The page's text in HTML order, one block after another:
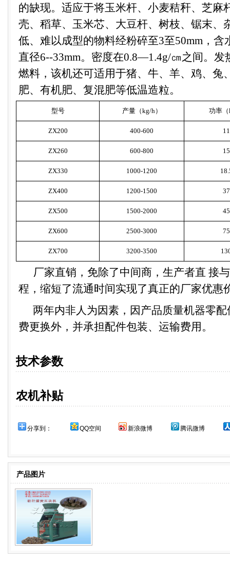
的缺现。适应于将玉米杆、小麦秸秆、芝麻
壳、稻草、玉米芯、大豆杆、树枝、锯末、
低、难以成型的物料经粉碎至3至50mm ，含
直径6--33mm。密度在0.8—1.4g/㎝之间。发
燃料， 该机还可适用于猪、牛、羊、鸡、兔
肥、有机肥、复混肥等低温造粒。
型号 产量（kg/h） 功率（
ZX200 400-600 11
ZX260 600-800 15
ZX330 1000-1200
ZX400 1200-1500 37
ZX500 1500-2000 45
ZX600 2500-3000 75
ZX700 3200-3500
厂家直销 ，免除了中间商，生产者直 接
程，缩短了流通时间实现了真正的厂家优惠
两年内非人为因素，因产品质量机器零
费更换外，并承担配件包装、运输费用。
技术参数
农机补贴
分享到： QQ空间 新浪微博 腾讯微博
产品图片